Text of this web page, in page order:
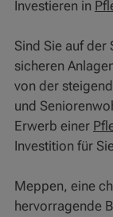
Investieren in
Sind Sie auf der
sicheren
von der
und
Erwerb einer
Investition für
Meppen, eine
hervorragende